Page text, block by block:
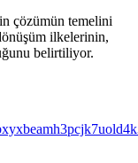
çözümün temelini
ilkelerinin,
belirtiliyor.